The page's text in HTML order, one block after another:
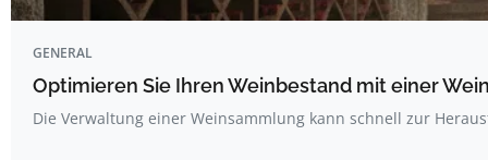
GENERAL
Optimieren Sie Ihren Weinbestand mit einer
Die Verwaltung einer Weinsammlung kann schnell zur